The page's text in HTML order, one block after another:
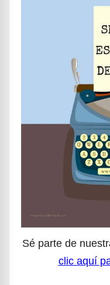
Sé parte de
clic aquí